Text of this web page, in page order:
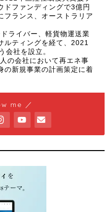
ドファンディングで3億円
フランス、オーストラリア
ライバー、軽貨物運送業
ルティングを経て、2021
会社を設立。
の会社において再エネ事
の新規事業の計画策定に着
me ／